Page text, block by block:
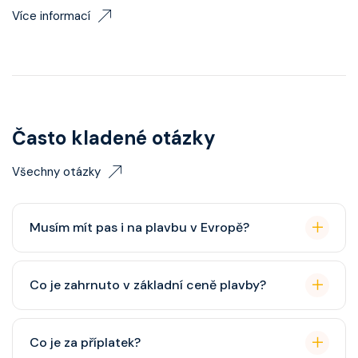
Více informací
Často kladené otázky
Všechny otázky
Musím mít pas i na plavbu v Evropě?
Pas je vždy lepší, ale občanský průkaz pro plavby po
Evropě stačí. Doporučuje se platnost minimálně 6
měsíců po skončení plavby.
Co je zahrnuto v základní ceně plavby?
Ubytování, hlavní restaurace, rautová restaurace,
zábava, show, bazény, vířivky, fitness, základní nápoje
Co je za příplatek?